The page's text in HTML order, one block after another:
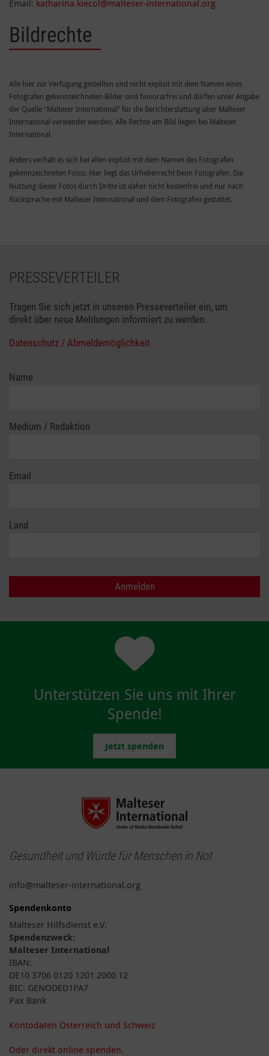
Email: katharina.kiecol@malteser-international.org
Bildrechte
Alle hier zur Verfügung gestellten und nicht explizit mit dem Namen eines
Fotografen gekennzeichneten Bilder sind honorarfrei und dürfen unter Angabe
der Quelle "Malteser International" für die Berichterstattung über Malteser
International verwendet werden. Alle Rechte am Bild liegen bei Malteser
International.
Anders verhält es sich bei allen explizit mit dem Namen des Fotografen
gekennzeichneten Fotos. Hier liegt das Urheberrecht beim Fotografen. Die
Nutzung dieser Fotos durch Dritte ist daher nicht kostenfrei und nur nach
Rücksprache mit Malteser International und dem Fotografen gestattet.
PRESSEVERTEILER
Tragen Sie sich jetzt in unseren Presseverteiler ein, um
direkt über neue Meldungen informiert zu werden.
Datenschutz / Abmeldemöglichkeit
Name
Medium / Redaktion
Email
Land
Unterstützen Sie uns mit Ihrer
Spende!
Jetzt spenden
Gesundheit und Würde für Menschen in Not
info@malteser-international.org
Spendenkonto
Malteser Hilfsdienst e.V.
Spendenzweck:
Malteser International
IBAN:
DE10 3706 0120 1201 2000 12
BIC: GENODED1PA7
Pax Bank
Kontodaten Österreich und Schweiz
Oder direkt online spenden.